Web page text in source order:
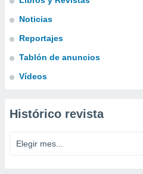
Noticias
Reportajes
Tablón de anuncios
Vídeos
Histórico revista